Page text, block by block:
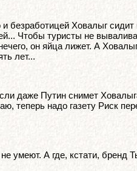
Ховалыг
Чтобы туристы не
он яйца лижет. А
лет...
даже Путин снимет
теперь надо газету Риск
умеют. А где, кстати,